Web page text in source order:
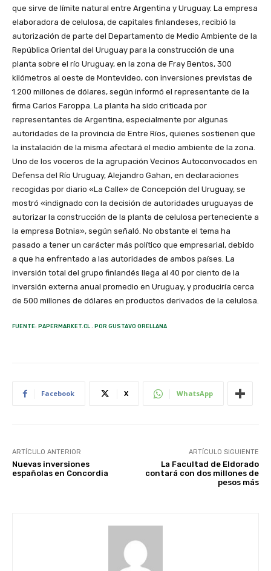
que sirve de límite natural entre Argentina y Uruguay. La empresa
elaboradora de celulosa, de capitales finlandeses, recibió la
autorización de parte del Departamento de Medio Ambiente de la
República Oriental del Uruguay para la construcción de una
planta sobre el río Uruguay, en la zona de Fray Bentos, 300
kilómetros al oeste de Montevideo, con inversiones previstas de
1.200 millones de dólares, según informó el representante de la
firma Carlos Faroppa. La planta ha sido criticada por
representantes de Argentina, especialmente por algunas
autoridades de la provincia de Entre Ríos, quienes sostienen que
la instalación de la misma afectará el medio ambiente de la zona.
Uno de los voceros de la agrupación Vecinos Autoconvocados en
Defensa del Río Uruguay, Alejandro Gahan, en declaraciones
recogidas por diario «La Calle» de Concepción del Uruguay, se
mostró «indignado con la decisión de autoridades uruguayas de
autorizar la construcción de la planta de celulosa perteneciente a
la empresa Botnia», según señaló. No obstante el tema ha
pasado a tener un carácter más político que empresarial, debido
a que ha enfrentado a las autoridades de ambos países. La
inversión total del grupo finlandés llega al 40 por ciento de la
inversión externa anual promedio en Uruguay, y produciría cerca
de 500 millones de dólares en productos derivados de la celulosa.
FUENTE: PAPERMARKET.CL . POR GUSTAVO ORELLANA
Facebook X WhatsApp
ARTÍCULO ANTERIOR
Nuevas inversiones
españolas en Concordia
ARTÍCULO SIGUIENTE
La Facultad de Eldorado
contará con dos millones de
pesos más